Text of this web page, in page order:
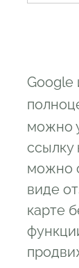
Google
можно
ссылку
можно
виде
карте